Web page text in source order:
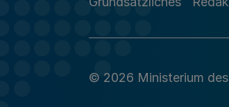
© 2026 Ministerium